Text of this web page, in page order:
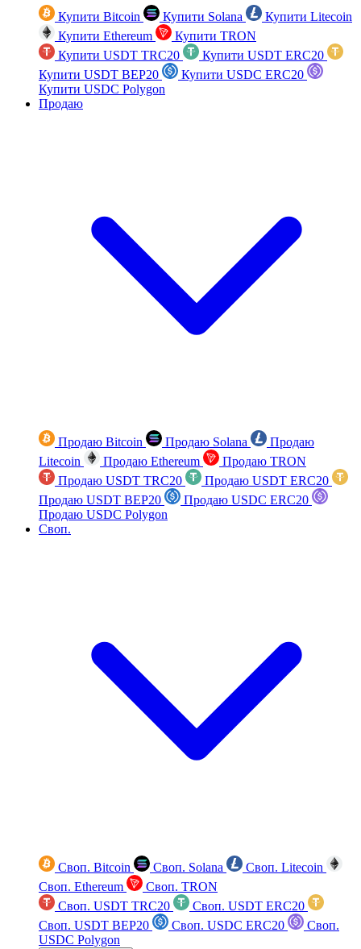
Купити Bitcoin Купити Solana
Купити Litecoin
Купити Ethereum
Купити TRON
Купити USDT TRC20
Купити USDT ERC20
Купити USDT BEP20
Купити USDC ERC20
Купити USDC Polygon
Продаю
Продаю Bitcoin Продаю Solana
Продаю
Litecoin
Продаю Ethereum
Продаю TRON
Продаю USDT TRC20
Продаю USDT ERC20
Продаю USDT BEP20
Продаю USDC ERC20
Продаю USDC Polygon
Своп.
Своп. Bitcoin Своп. Solana
Своп. Litecoin
Своп. Ethereum
Своп. TRON
Своп. USDT TRC20
Своп. USDT ERC20
Своп. USDT BEP20
Своп. USDC ERC20
Своп.
USDC Polygon